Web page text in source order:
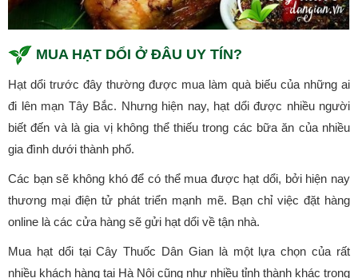
MUA HẠT DỔI Ở ĐÂU UY TÍN?
Hạt dổi trước đây thường được mua làm quà biếu của những ai
đi lên mạn Tây Bắc. Nhưng hiện nay, hạt dổi được nhiều người
biết đến và là gia vị không thể thiếu trong các bữa ăn của nhiều
gia đình dưới thành phố.
Các bạn sẽ không khó để có thể mua được hạt dổi, bởi hiện nay
thương mại điện tử phát triển mạnh mẽ. Bạn chỉ việc đặt hàng
online là các cửa hàng sẽ gửi hạt dổi về tận nhà.
Mua hạt dổi tại Cây Thuốc Dân Gian là một lựa chọn của rất
nhiều khách hàng tại Hà Nội cũng như nhiều tỉnh thành khác trong